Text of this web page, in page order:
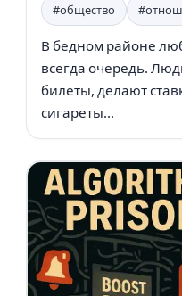
#общество
В бедном районе
всегда очередь.
билеты, делают
сигареты...